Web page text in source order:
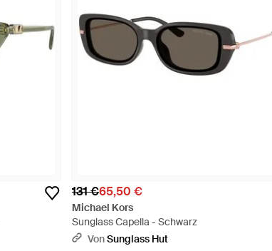
131 €65,50 €
Michael Kors
Sunglass Capella - Schwarz
VonSunglass Hut